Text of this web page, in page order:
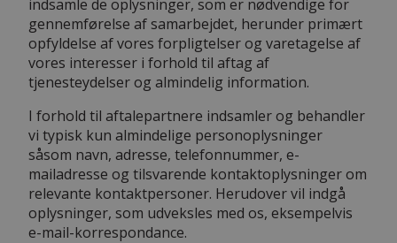
indsamle de oplysninger, som er nødvendige for
gennemførelse af samarbejdet, herunder primært
opfyldelse af vores forpligtelser og varetagelse af
vores interesser i forhold til aftag af
tjenesteydelser og almindelig information.
I forhold til aftalepartnere indsamler og behandler
vi typisk kun almindelige personoplysninger
såsom navn, adresse, telefonnummer, e-
mailadresse og tilsvarende kontaktoplysninger om
relevante kontaktpersoner. Herudover vil indgå
oplysninger, som udveksles med os, eksempelvis
e-mail-korrespondance.